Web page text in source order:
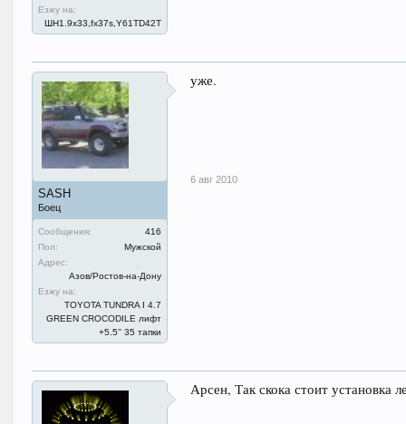
Езжу на:
ШН1.9x33,fx37s,Y61TD42T
SASH
Боец
Сообщения:
416
Пол:
Мужской
Адрес:
Азов/Ростов-на-Дону
Езжу на:
TOYOTA TUNDRA I 4.7
GREEN CROCODILE лифт
+5.5'' 35 тапки
уже.
6 авг 2010
Арсен, Так скока стоит установка